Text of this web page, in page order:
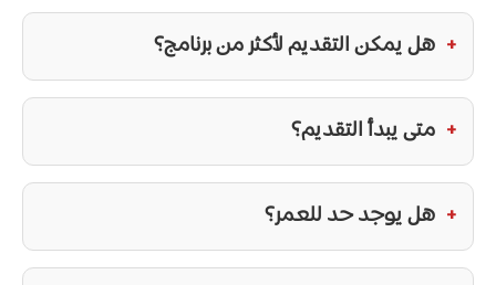
هل يمكن التقديم لأكثر من برنامج؟
متى يبدأ التقديم؟
هل يوجد حد للعمر؟